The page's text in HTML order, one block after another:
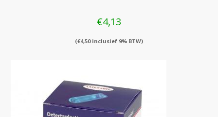
€4,13
(€4,50inclusief 9% BTW)